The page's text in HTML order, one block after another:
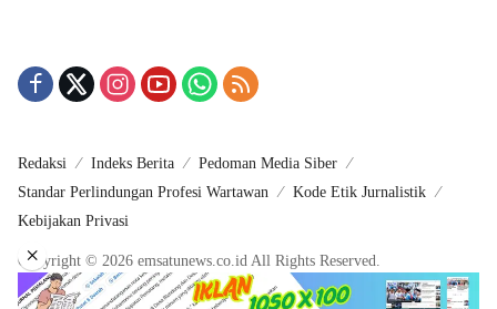
Redaksi Indeks Berita
Pedoman Media Siber
Standar Perlindungan Profesi Wartawan
Kode Etik Jurnalistik
Kebijakan Privasi
Copyright © 2026 emsatunews.co.id All Rights Reserved.
×